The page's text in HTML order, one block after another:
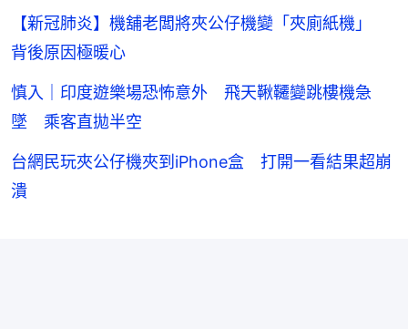
【新冠肺炎】機舖老闆將夾公仔機變「夾廁紙機」
背後原因極暖心
慎入｜印度遊樂場恐怖意外 飛天鞦韆變跳樓機急
墜 乘客直拋半空
台網民玩夾公仔機夾到iPhone盒 打開一看結果超崩
潰